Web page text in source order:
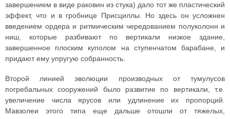
завершением в виде раковин из стука) дало тот же пластический
эффект, что и в гробнице Присциллы. Но здесь он усложнен
введением ордера и ритмическим чередованием полуколонн и
ниш, которые разбивают по вертикали низкое здание,
завершенное плоским куполом на ступенчатом барабане, и
придают ему упругую собранность.
Второй линией эволюции производных от тумулусов
погребальных сооружений было развитие по вертикали, т.е.
увеличение числа ярусов или удлинение их пропорций.
Мавзолеи этого типа еще дальше отошли от тяжелых,